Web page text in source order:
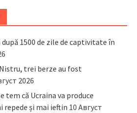
1500 de zile de captivitate în
trei berze au fost
2026
tem că Ucraina va produce
și mai ieftin 10 Август